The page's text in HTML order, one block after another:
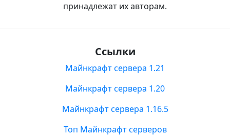
принадлежат их авторам.
Ссылки
Майнкрафт сервера 1.21
Майнкрафт сервера 1.20
Майнкрафт сервера 1.16.5
Топ Майнкрафт серверов